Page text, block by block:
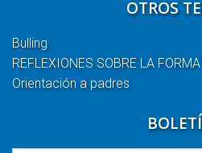
OTROS
Bulling
REFLEXIONES SOBRE LA
Orientación a padres